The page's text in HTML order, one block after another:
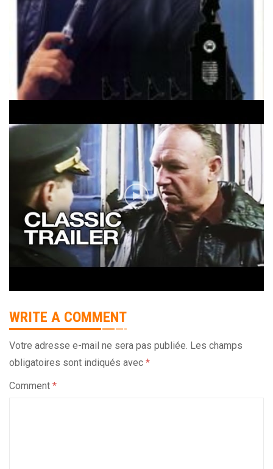
WRITE A COMMENT
Votre adresse e-mail ne sera pas publiée. Les champs
obligatoires sont indiqués avec *
Comment *